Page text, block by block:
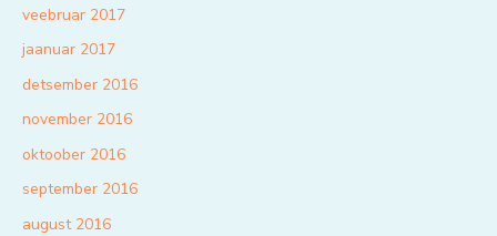
veebruar 2017
jaanuar 2017
detsember 2016
november 2016
oktoober 2016
september 2016
august 2016